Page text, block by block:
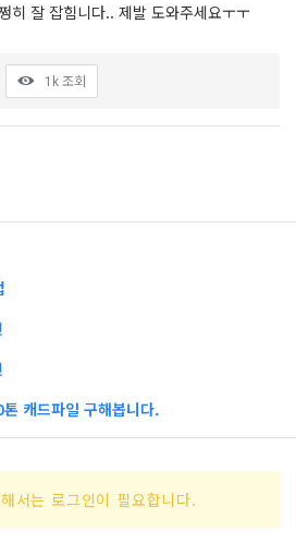
히 잘 잡힘니다.. 제발 도와주세요ㅜㅜ
1k 조회
캐드파일 구해봅니다.
서는 로그인이 필요합니다.